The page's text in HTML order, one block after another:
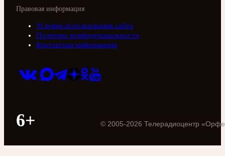
Правовая информация
Условия использования сайта
Политика конфиденциальности
Контактная информация
6+ © 2005-2026 Телерадиоцентр